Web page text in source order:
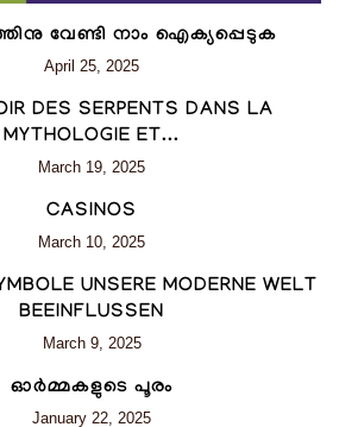
വേണ്ടി നാം ഐക്യപ്പെടുക
April 25, 2025
DES SERPENTS DANS LA
MYTHOLOGIE ET...
March 19, 2025
CASINOS
March 10, 2025
UNSERE MODERNE WELT
BEEINFLUSSEN
March 9, 2025
ഓര്‍മ്മകളുടെ പൂരം
January 22, 2025